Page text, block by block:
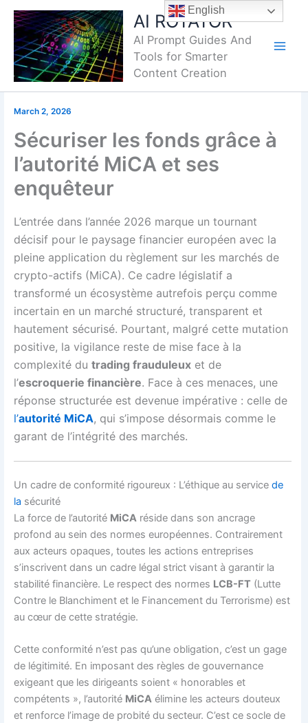
Skip
content
AI ROTATOR
AI Prompt Guides And
Tools for Smarter
Content Creation
March 2, 2026
Sécuriser les fonds grâce à
l’autorité MiCA et ses
enquêteur
L’entrée dans l’année 2026 marque un tournant
décisif pour le paysage financier européen avec la
pleine application du règlement sur les marchés de
crypto-actifs (MiCA). Ce cadre législatif a
transformé un écosystème autrefois perçu comme
incertain en un marché structuré, transparent et
hautement sécurisé. Pourtant, malgré cette mutation
positive, la vigilance reste de mise face à la
complexité dutrading frauduleux et de
l’escroquerie financière. Face à ces menaces, une
réponse structurée est devenue impérative : celle de
l’autorité MiCA, qui s’impose désormais comme le
garant de l’intégrité des marchés.
Un cadre de conformité rigoureux : L’éthique au servicede
la sécurité
La force de l’autorité MiCA réside dans son ancrage
profond au sein des normes européennes. Contrairement
aux acteurs opaques, toutes les actions entreprises
s’inscrivent dans un cadre légal strict visant à garantir la
stabilité financière. Le respect des normes LCB-FT (Lutte
Contre le Blanchiment et le Financement du Terrorisme) est
au cœur de cette stratégie.
Cette conformité n’est pas qu’une obligation, c’est un gage
de légitimité. En imposant des règles de gouvernance
exigeant que les dirigeants soient « honorables et
compétents », l’autorité MiCA élimine les acteurs douteux
et renforce l’image de probité du secteur. C’est ce socle de
English